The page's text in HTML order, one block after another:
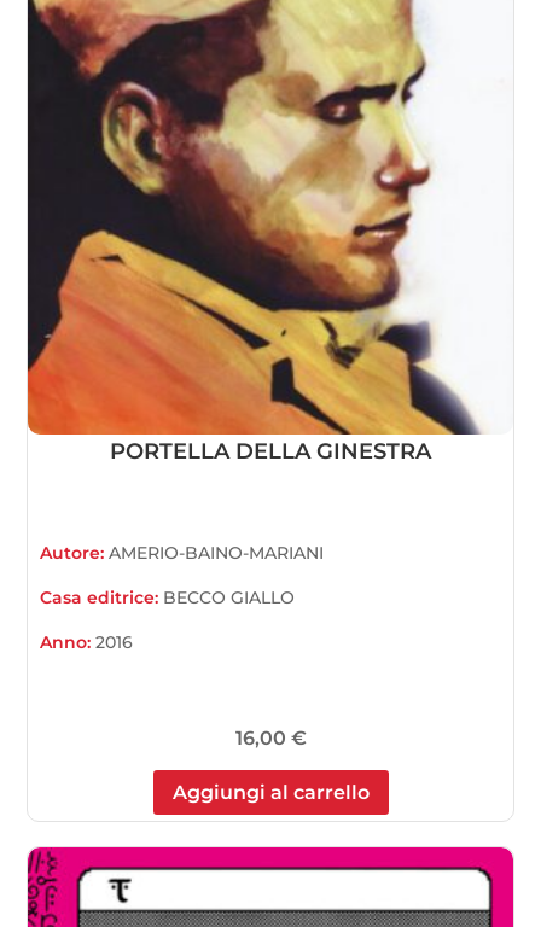
PORTELLA DELLA GINESTRA
Autore:AMERIO-BAINO-MARIANI
Casa editrice: BECCO GIALLO
Anno:2016
16,00 €
Aggiungi al carrello